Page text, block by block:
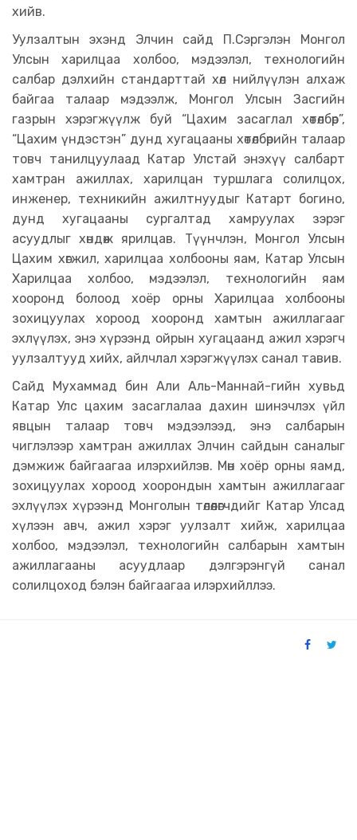
хийв.
Уулзалтын эхэнд Элчин сайд П.Сэргэлэн Монгол
Улсын харилцаа холбоо, мэдээлэл, технологийн
салбар дэлхийн стандарттай хөл нийлүүлэн алхаж
байгаа талаар мэдээлж, Монгол Улсын Засгийн
газрын хэрэгжүүлж буй “Цахим засаглал хөтөлбөр”,
“Цахим үндэстэн” дунд хугацааны хөтөлбөрийн талаар
товч танилцуулаад Катар Улстай энэхүү салбарт
хамтран ажиллах, харилцан туршлага солилцох,
инженер, техникийн ажилтнуудыг Катарт богино,
дунд хугацааны сургалтад хамруулах зэрэг
асуудлыг хөндөж ярилцав. Түүнчлэн, Монгол Улсын
Цахим хөгжил, харилцаа холбооны яам, Катар Улсын
Харилцаа холбоо, мэдээлэл, технологийн яам
хооронд болоод хоёр орны Харилцаа холбооны
зохицуулах хороод хооронд хамтын ажиллагааг
эхлүүлэх, энэ хүрээнд ойрын хугацаанд ажил хэрэгч
уулзалтууд хийх, айлчлал хэрэгжүүлэх санал тавив.
Сайд Мухаммад бин Али Аль-Маннай-гийн хувьд
Катар Улс цахим засаглалаа дахин шинэчлэх үйл
явцын талаар товч мэдээлээд, энэ салбарын
чиглэлээр хамтран ажиллах Элчин сайдын саналыг
дэмжиж байгаагаа илэрхийлэв. Мөн хоёр орны яамд,
зохицуулах хороод хоорондын хамтын ажиллагааг
эхлүүлэх хүрээнд Монголын төлөөлөгчдийг Катар Улсад
хүлээн авч, ажил хэрэг уулзалт хийж, харилцаа
холбоо, мэдээлэл, технологийн салбарын хамтын
ажиллагааны асуудлаар дэлгэрэнгүй санал
солилцоход бэлэн байгаагаа илэрхийллээ.